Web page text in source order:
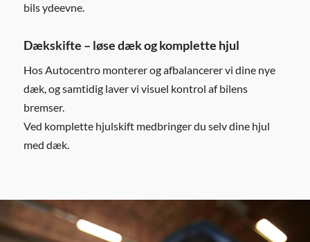
bils ydeevne.
Dækskifte – løse dæk og komplette hjul
Hos Autocentro monterer og afbalancerer vi dine nye
dæk, og samtidig laver vi visuel kontrol af bilens
bremser.
Ved komplette hjulskift medbringer du selv dine hjul
med dæk.